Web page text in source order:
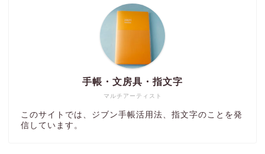
マルチアーティスト
手帳・文房具・指文字
このサイトでは、ジブン手帳活用法、指文字のことを発
信しています。